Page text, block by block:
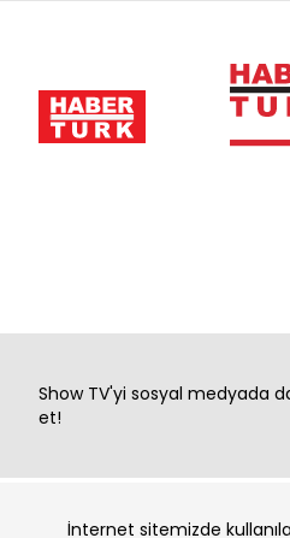
İnternet sitemizde
Show TV'yi sosyal medyada
et!